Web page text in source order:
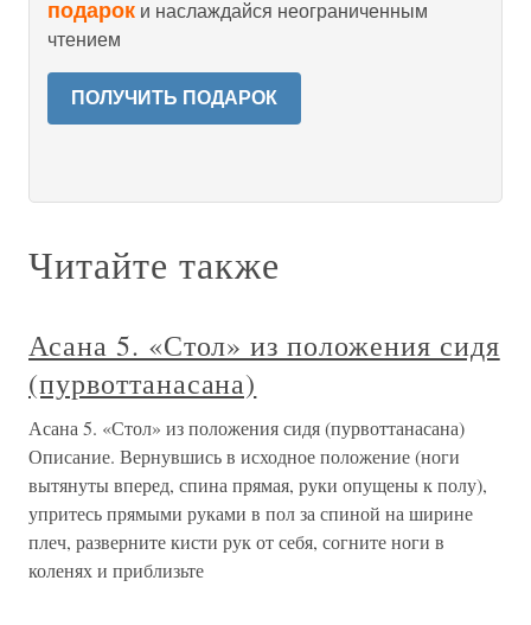
подарок и наслаждайся неограниченным
чтением
ПОЛУЧИТЬ ПОДАРОК
Читайте также
Асана 5. «Стол» из положения сидя
(пурвоттанасана)
Асана 5. «Стол» из положения сидя (пурвоттанасана)
Описание. Вернувшись в исходное положение (ноги
вытянуты вперед, спина прямая, руки опущены к полу),
упритесь прямыми руками в пол за спиной на ширине
плеч, разверните кисти рук от себя, согните ноги в
коленях и приблизьте